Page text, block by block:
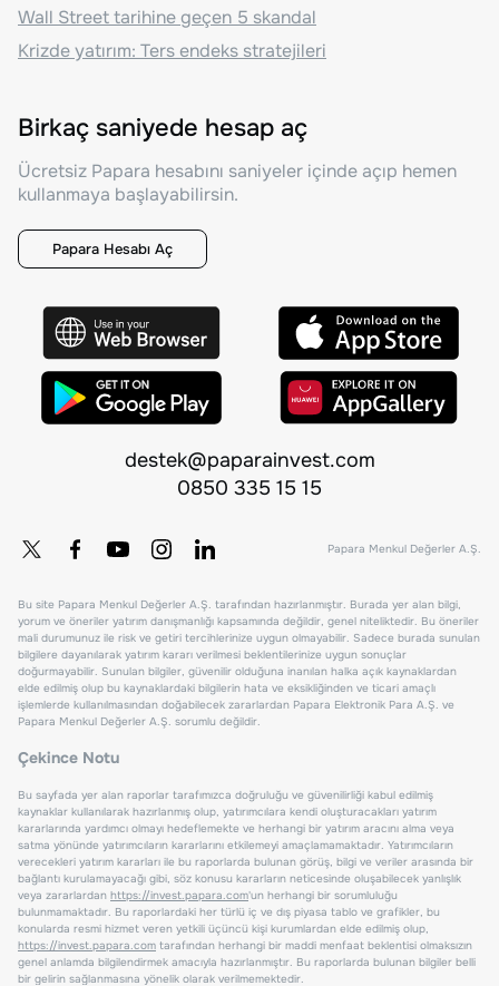
Wall Street tarihine geçen 5 skandal
Krizde yatırım: Ters endeks stratejileri
Birkaç saniyede hesap aç
Ücretsiz Papara hesabını saniyeler içinde açıp hemen
kullanmaya başlayabilirsin.
Papara Hesabı Aç
destek@paparainvest.com
0850 335 15 15
Papara Menkul Değerler A.Ş.
Bu site Papara Menkul Değerler A.Ş. tarafından hazırlanmıştır. Burada yer alan bilgi,
yorum ve öneriler yatırım danışmanlığı kapsamında değildir, genel niteliktedir. Bu öneriler
mali durumunuz ile risk ve getiri tercihlerinize uygun olmayabilir. Sadece burada sunulan
bilgilere dayanılarak yatırım kararı verilmesi beklentilerinize uygun sonuçlar
doğurmayabilir. Sunulan bilgiler, güvenilir olduğuna inanılan halka açık kaynaklardan
elde edilmiş olup bu kaynaklardaki bilgilerin hata ve eksikliğinden ve ticari amaçlı
işlemlerde kullanılmasından doğabilecek zararlardan Papara Elektronik Para A.Ş. ve
Papara Menkul Değerler A.Ş. sorumlu değildir.
Çekince Notu
Bu sayfada yer alan raporlar tarafımızca doğruluğu ve güvenilirliği kabul edilmiş
kaynaklar kullanılarak hazırlanmış olup, yatırımcılara kendi oluşturacakları yatırım
kararlarında yardımcı olmayı hedeflemekte ve herhangi bir yatırım aracını alma veya
satma yönünde yatırımcıların kararlarını etkilemeyi amaçlamamaktadır. Yatırımcıların
verecekleri yatırım kararları ile bu raporlarda bulunan görüş, bilgi ve veriler arasında bir
bağlantı kurulamayacağı gibi, söz konusu kararların neticesinde oluşabilecek yanlışlık
veya zararlardan https://invest.papara.com'un herhangi bir sorumluluğu
bulunmamaktadır. Bu raporlardaki her türlü iç ve dış piyasa tablo ve grafikler, bu
konularda resmi hizmet veren yetkili üçüncü kişi kurumlardan elde edilmiş olup,
https://invest.papara.com tarafından herhangi bir maddi menfaat beklentisi olmaksızın
genel anlamda bilgilendirmek amacıyla hazırlanmıştır. Bu raporlarda bulunan bilgiler belli
bir gelirin sağlanmasına yönelik olarak verilmemektedir.